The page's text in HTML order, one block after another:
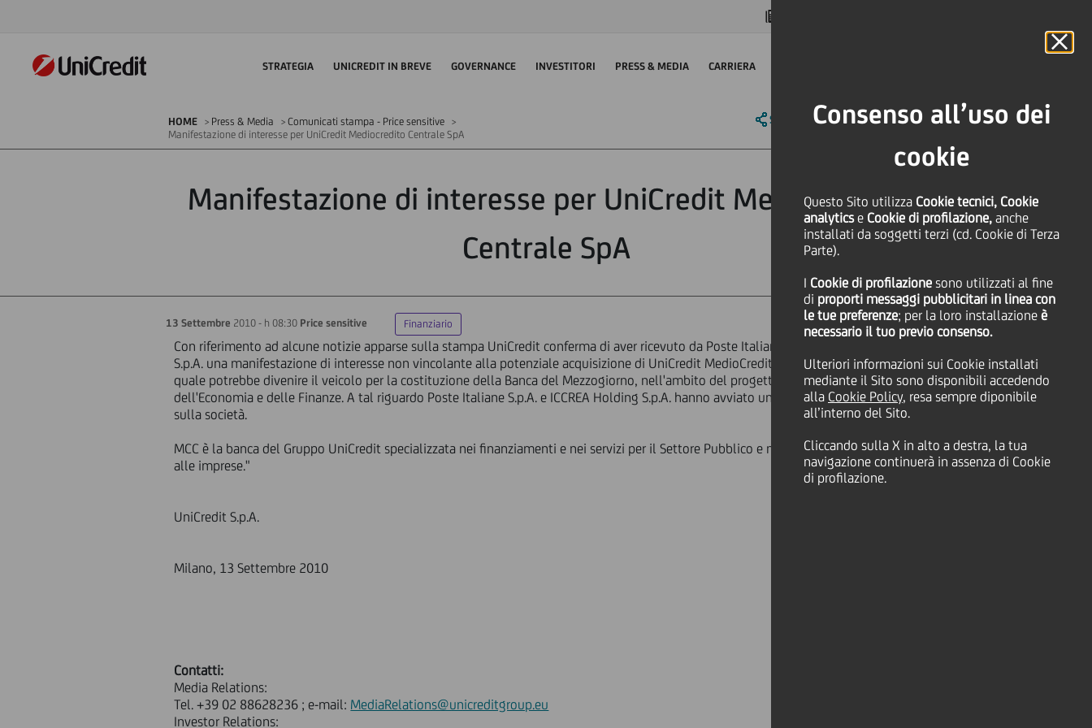
Consenso all’uso dei
cookie
Questo Sito utilizza Cookie tecnici, Cookie
analyticse Cookie di profilazione, anche
installati da soggetti terzi (cd. Cookie di Terza
Parte).
I Cookie di profilazione sono utilizzati al fine
di proporti messaggi pubblicitari in linea con
le tue preferenze; per la loro installazione è
necessario il tuo previo consenso.
Ulteriori informazioni sui Cookie installati
mediante il Sito sono disponibili accedendo
alla Cookie Policy, resa sempre diponibile
all’interno del Sito.
Cliccando sulla X in alto a destra, la tua
navigazione continuerà in assenza di Cookie
di profilazione.
STRATEGIA UNICREDIT IN BREVE GOVERNANCE INVESTITORI PRESS & MEDIA CARRIERA
HOME Press & Media
Comunicati stampa - Price sensitive
Manifestazione di interesse per UniCredit Mediocredito Centrale SpA
SHARE PRINT SEND
Manifestazione di interesse per UniCredit Mediocredito
Centrale SpA
13 Settembre 2010 - h 08:30 Price sensitive Finanziario
Con riferimento ad alcune notizie apparse sulla stampa UniCredit conferma di aver ricevuto da Poste Italiane S.p.A. e ICCREA Holding
S.p.A. una manifestazione di interesse non vincolante alla potenziale acquisizione di UniCredit MedioCredito Centrale S.p.A. ("MCC"), la
quale potrebbe divenire il veicolo per la costituzione della Banca del Mezzogiorno, nell'ambito del progetto promosso dal Ministero
dell'Economia e delle Finanze. A tal riguardo Poste Italiane S.p.A. e ICCREA Holding S.p.A. hanno avviato un'attività di due diligence
sulla società.
MCC è la banca del Gruppo UniCredit specializzata nei finanziamenti e nei servizi per il Settore Pubblico e nella gestione degli incentivi
alle imprese."
UniCredit S.p.A.
Milano, 13 Settembre 2010
Contatti:
Media Relations:
Tel. +39 02 88628236 ; e-mail: MediaRelations@unicreditgroup.eu
Investor Relations: